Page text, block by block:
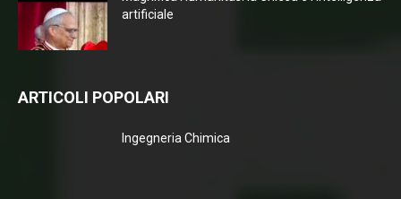
artificiale
ARTICOLI POPOLARI
Ingegneria Chimica